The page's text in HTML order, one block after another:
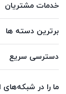
خدمات مشتریان
برترین دسته ها
دسترسی سریع
ما را در شبکه‌های